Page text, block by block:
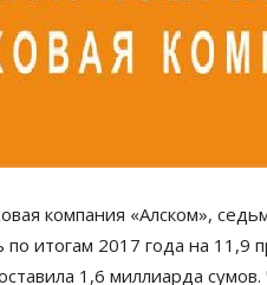
компания «Алском»,
итогам 2017 года на 11,9
1,6 миллиарда